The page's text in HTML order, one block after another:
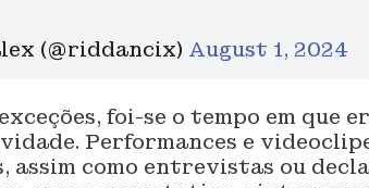
(@riddancix) August 1, 2024
foi-se o tempo em que
Performances e
assim como entrevistas ou